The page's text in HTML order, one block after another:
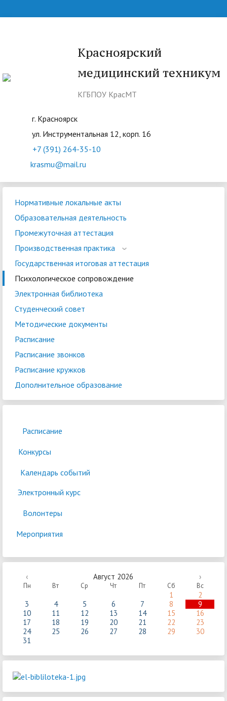
Красноярский
медицинский техникум
КГБПОУ КрасМТ
г. Красноярск
ул. Инструментальная 12, корп. 16
+7 (391) 264-35-10
krasmu@mail.ru
Нормативные локальные акты
Образовательная деятельность
Промежуточная аттестация
Производственная практика
Государственная итоговая аттестация
Психологическое сопровождение
Электронная библиотека
Студенческий совет
Методические документы
Расписание
Расписание звонков
Расписание кружков
Дополнительное образование
Расписание
Конкурсы
Календарь событий
Электронный курс
Волонтеры
Мероприятия
‹ Август 2026 ›
Пн Вт Ср Чт Пт Сб Вс
1
2
3
4 5 6 7 8
9
10
11 12 13 14 15
16
17
18 19 20 21 22
23
24
25 26 27 28 29
30
31